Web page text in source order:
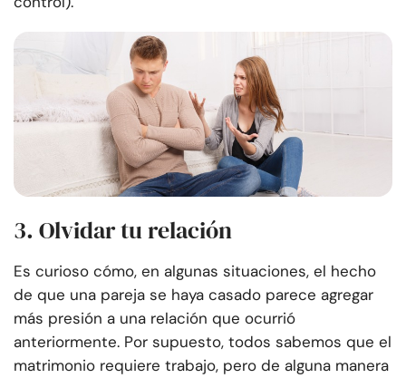
3. Olvidar tu relación
Es curioso cómo, en algunas situaciones, el hecho
de que una pareja se haya casado parece agregar
más presión a una relación que ocurrió
anteriormente. Por supuesto, todos sabemos que el
matrimonio requiere trabajo, pero de alguna manera